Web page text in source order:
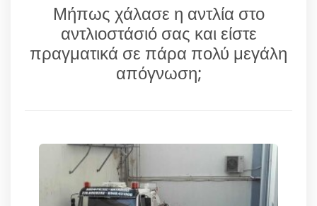
Μήπως χάλασε η αντλία στο
αντλιοστάσιό σας και είστε
πραγματικά σε πάρα πολύ μεγάλη
απόγνωση;